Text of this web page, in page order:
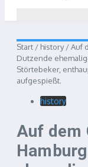
Start / history/Auf
Dutzende
Störtebeker,
aufgespießt.
history
Auf dem